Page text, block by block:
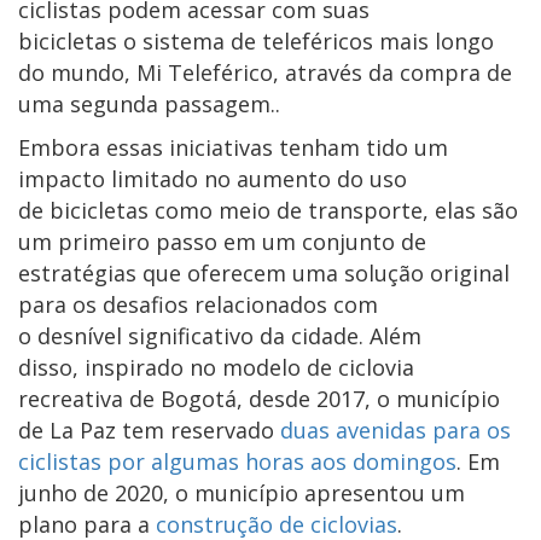
ciclistas podem acessar com suas
bicicletas o sistema de teleféricos mais longo
do mundo, Mi Teleférico, através da compra de
uma segunda passagem..
Embora essas iniciativas tenham tido um
impacto limitado no aumento do uso
de bicicletas como meio de transporte, elas são
um primeiro passo em um conjunto de
estratégias que oferecem uma solução original
para os desafios relacionados com
o desnível significativo da cidade. Além
disso, inspirado no modelo de ciclovia
recreativa de Bogotá, desde 2017, o município
de La Paz tem reservado duas avenidas para os
ciclistas por algumas horas aos domingos. Em
junho de 2020, o município apresentou um
plano para a construção de ciclovias.